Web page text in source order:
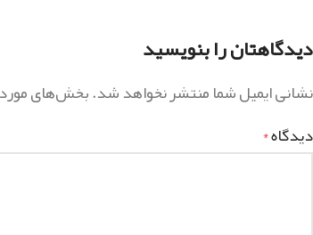
دیدگاهتان را بنویسید
نشانی ایمیل شما منتشر نخواهد شد.بخش‌های
دیدگاه*